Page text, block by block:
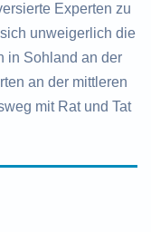
Experten zu
unweigerlich die
in Sohland an der
an der mittleren
mit Rat und Tat